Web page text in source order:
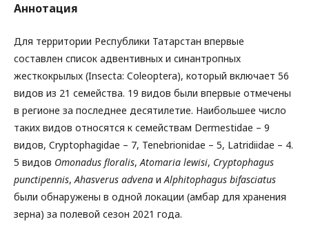
Аннотация
Для территории Республики Татарстан впервые
составлен список адвентивных и синантропных
жесткокрылых (Insecta: Coleoptera), который включает 56
видов из 21 семейства. 19 видов были впервые отмечены
в регионе за последнее десятилетие. Наибольшее число
таких видов относятся к семействам Dermestidae – 9
видов, Cryptophagidae – 7, Tenebrionidae – 5, Latridiidae – 4.
5 видов Omonadus floralis,Atomaria lewisi, Cryptophagus
punctipennis,Ahasverus advena иAlphitophagus bifasciatus
были обнаружены в одной локации (амбар для хранения
зерна) за полевой сезон 2021 года.